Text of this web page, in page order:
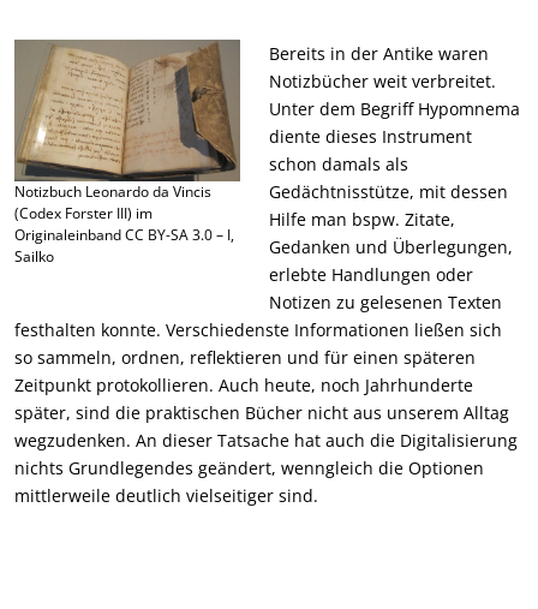
Notizbuch Leonardo da Vincis
(Codex Forster III) im
Originaleinband CC BY-SA 3.0 – I,
Sailko
Bereits in der Antike waren
Notizbücher weit verbreitet.
Unter dem Begriff Hypomnema
diente dieses Instrument
schon damals als
Gedächtnisstütze, mit dessen
Hilfe man bspw. Zitate,
Gedanken und Überlegungen,
erlebte Handlungen oder
Notizen zu gelesenen Texten
festhalten konnte. Verschiedenste Informationen ließen sich
so sammeln, ordnen, reflektieren und für einen späteren
Zeitpunkt protokollieren. Auch heute, noch Jahrhunderte
später, sind die praktischen Bücher nicht aus unserem Alltag
wegzudenken. An dieser Tatsache hat auch die Digitalisierung
nichts Grundlegendes geändert, wenngleich die Optionen
mittlerweile deutlich vielseitiger sind.